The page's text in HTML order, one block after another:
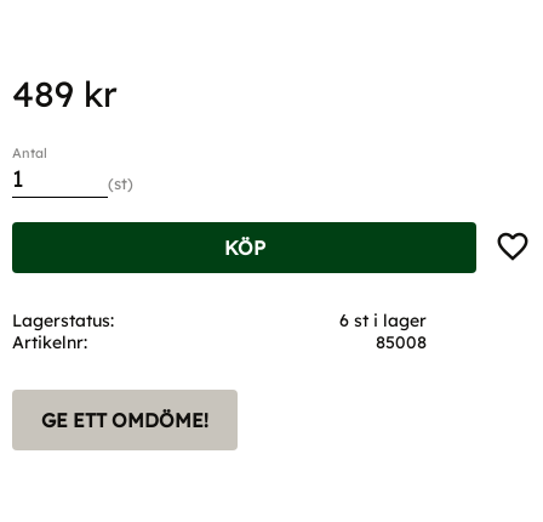
489 kr
Antal
st
KÖP
Lagerstatus
6 st i lager
Artikelnr
85008
GE ETT OMDÖME!